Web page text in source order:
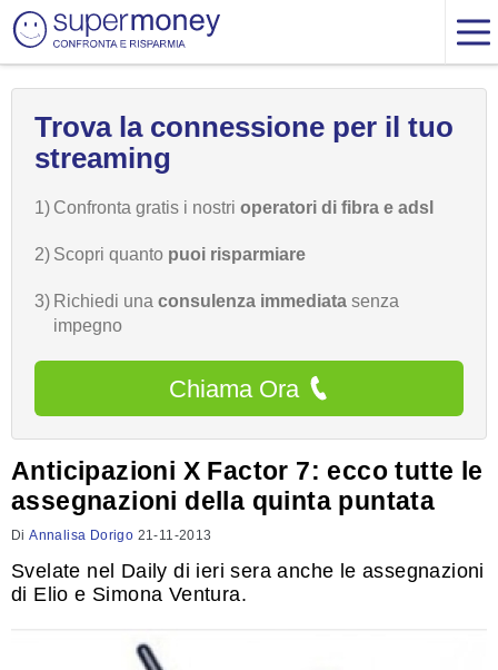
Trova la connessione per il tuo
streaming
1) Confronta gratis i nostri operatori di fibra e adsl
2) Scopri quanto puoi risparmiare
3) Richiedi una consulenza immediata senza
impegno
Chiama Ora
Anticipazioni X Factor 7: ecco tutte le
assegnazioni della quinta puntata
DiAnnalisa Dorigo 21-11-2013
Svelate nel Daily di ieri sera anche le assegnazioni
di Elio e Simona Ventura.